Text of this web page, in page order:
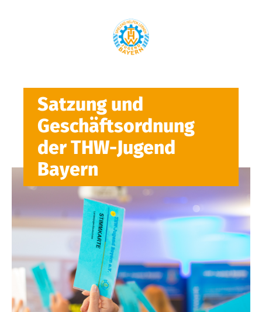
Satzung und
Geschäftsordnung
der THW-Jugend
Bayern